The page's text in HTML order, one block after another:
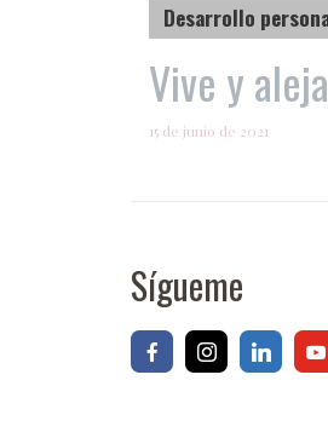
Desarrollo
Vive y
15 de junio de 2021
Sígueme